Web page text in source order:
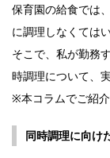
保育園の給食では
に調理しなくては
そこで、私が勤務
時調理について、
※本コラムでご紹介
同時調理に向け